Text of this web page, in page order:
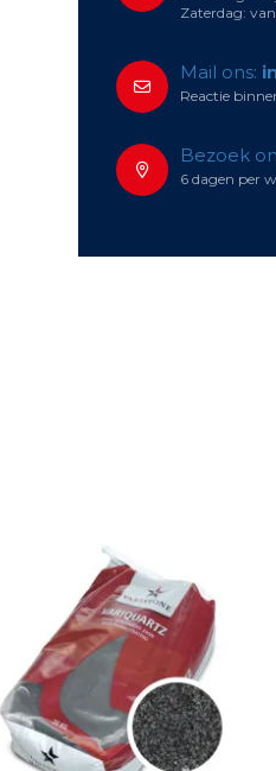
Zaterdag:
Mail ons:
Reactie
Bezoek
6 dagen per